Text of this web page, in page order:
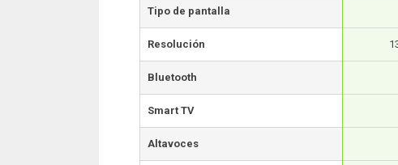
Tipo de pantalla
Resolución
Bluetooth
Smart TV
Altavoces